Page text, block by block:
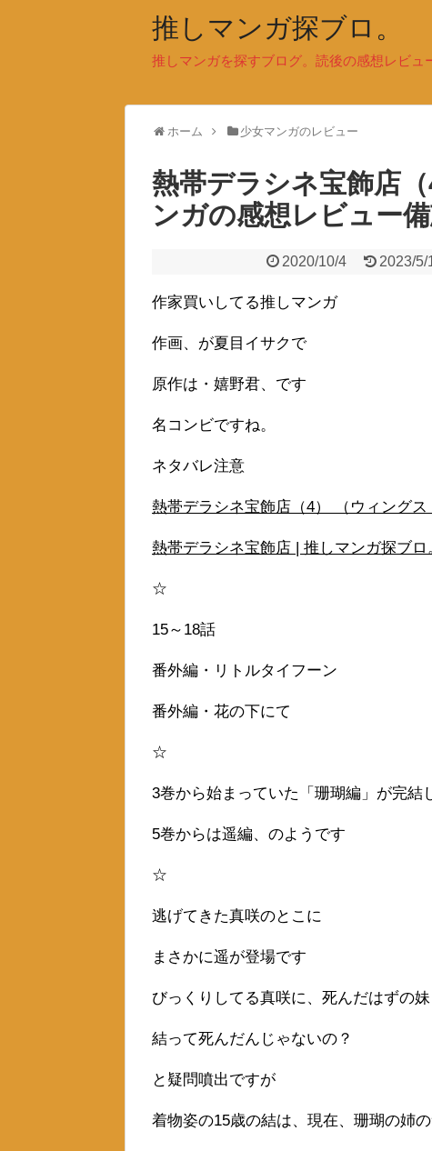
推しマンガ探ブロ。
推しマンガを探すブログ。読後の感想レビュ
ホーム 少女マンガのレビュー
熱帯デラシネ宝飾店
ンガの感想レビュー
2020/10/4 2023/5/
作家買いしてる推しマンガ
作画、が夏目イサクで
原作は・嬉野君、です
名コンビですね。
ネタバレ注意
熱帯デラシネ宝飾店（4） （ウィング
熱帯デラシネ宝飾店 | 推しマンガ探ブ
☆
15～18話
番外編・リトルタイフーン
番外編・花の下にて
☆
3巻から始まっていた「珊瑚編」が完結
5巻からは遥編、のようです
☆
逃げてきた真咲のとこに
まさかに遥が登場です
びっくりしてる真咲に、死んだはずの
結って死んだんじゃないの？
と疑問噴出ですが
着物姿の15歳の結は、現在、珊瑚の姉